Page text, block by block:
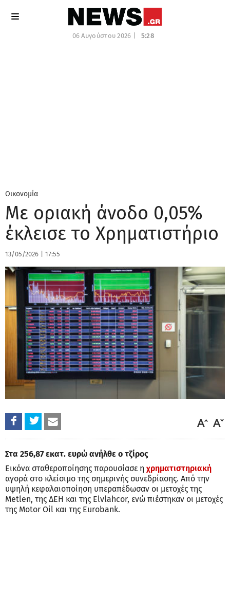
06 Αυγούστου 2026 | 5:28
Οικονομία
Με οριακή άνοδο 0,05%
έκλεισε το Χρηματιστήριο
13/05/2026 17:55
Στα 256,87 εκατ. ευρώ ανήλθε ο τζίρος
Εικόνα σταθεροποίησης παρουσίασε η χρηματιστηριακή
αγορά στο κλείσιμο της σημερινής συνεδρίασης. Από την
υψηλή κεφαλαιοποίηση υπεραπέδωσαν οι μετοχές της
Metlen, της ΔΕΗ και της Elvlahcor, ενώ πιέστηκαν οι μετοχές
της Motor Oil και της Eurobank.